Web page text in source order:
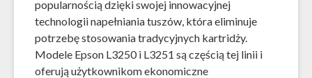
popularnością dzięki swojej innowacyjnej
technologii napełniania tuszów, która eliminuje
potrzebę stosowania tradycyjnych kartridży.
Modele Epson L3250 i L3251 są częścią tej linii i
oferują użytkownikom ekonomiczne